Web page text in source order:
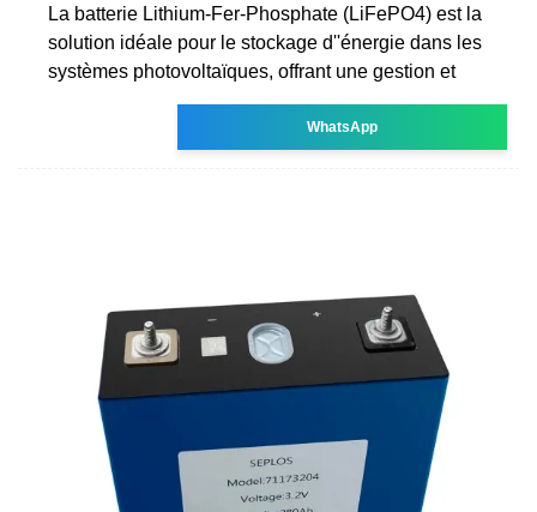
La batterie Lithium-Fer-Phosphate (LiFePO4) est la
solution idéale pour le stockage d''énergie dans les
systèmes photovoltaïques, offrant une gestion et
WhatsApp